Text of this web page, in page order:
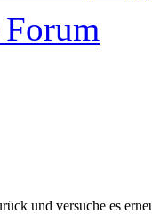
und versuche es